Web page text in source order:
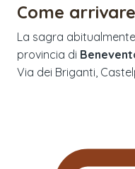
Come arrivare
La sagra
provincia di
Via dei Briganti,